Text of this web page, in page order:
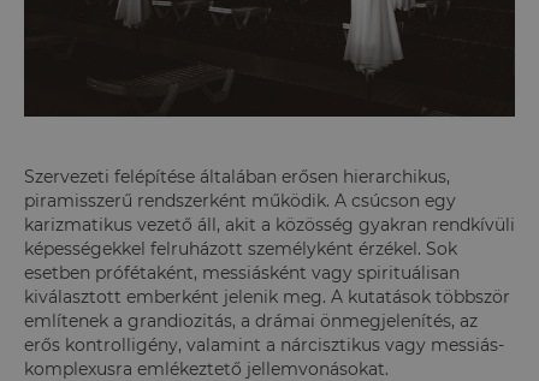
Szervezeti felépítése általában erősen hierarchikus,
piramisszerű rendszerként működik. A csúcson egy
karizmatikus vezető áll, akit a közösség gyakran rendkívüli
képességekkel felruházott személyként érzékel. Sok
esetben prófétaként, messiásként vagy spirituálisan
kiválasztott emberként jelenik meg. A kutatások többször
említenek a grandiozitás, a drámai önmegjelenítés, az
erős kontrolligény, valamint a nárcisztikus vagy messiás-
komplexusra emlékeztető jellemvonásokat.